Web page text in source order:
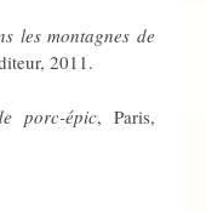
les montagnes de
2011.
porc-épic, Paris,